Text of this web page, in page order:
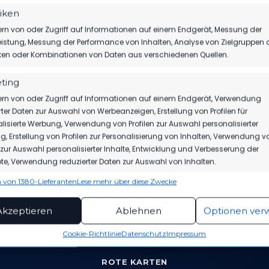
von oder Zugriff auf Informationen auf einem Endgerät, Messung der
Messung der Performance von Inhalten, Analyse von Zielgruppen
oder Kombinationen von Daten aus verschiedenen Quellen.
von oder Zugriff auf Informationen auf einem Endgerät, Verwendung
Daten zur Auswahl von Werbeanzeigen, Erstellung von Profilen für
Werbung, Verwendung von Profilen zur Auswahl personalisierter
Erstellung von Profilen zur Personalisierung von Inhalten, Verwendung
Auswahl personalisierter Inhalte, Entwicklung und Verbesserung der
Verwendung reduzierter Daten zur Auswahl von Inhalten.
und Kombination von Daten aus unterschiedlichen Quellen,
verschiedener Endgeräte, Identifikation von Endgeräten
automatisch übermittelter Informationen.
der Sicherheit, Verhinderung und
von Betrug und Fehlerbehebung,
von 1380-LieferantenLese mehr über diese Zwecke
Ablehnen Optionen
Cookie-RichtlinieDatenschutzImpressum
VS.
GELBE KARTEN
ROTE KARTEN